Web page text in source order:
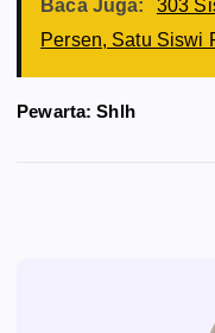
Baca Juga:
303
Persen, Satu Siswi
Pewarta: Shlh